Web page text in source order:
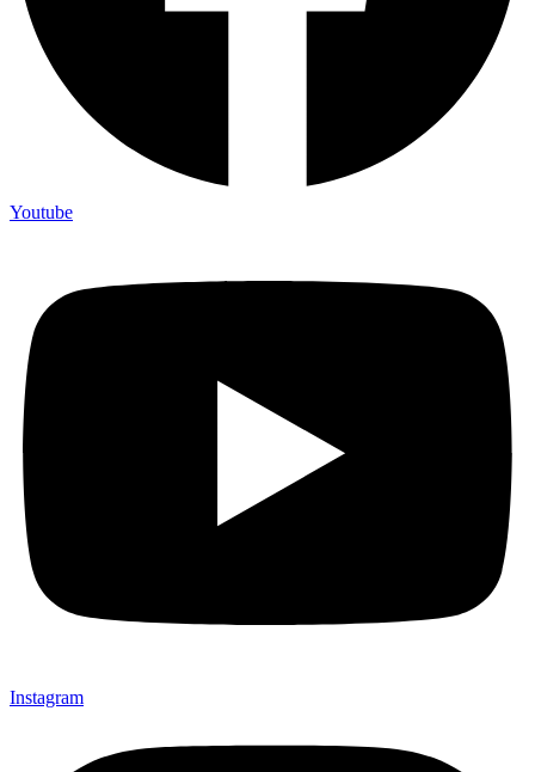
Youtube
Instagram